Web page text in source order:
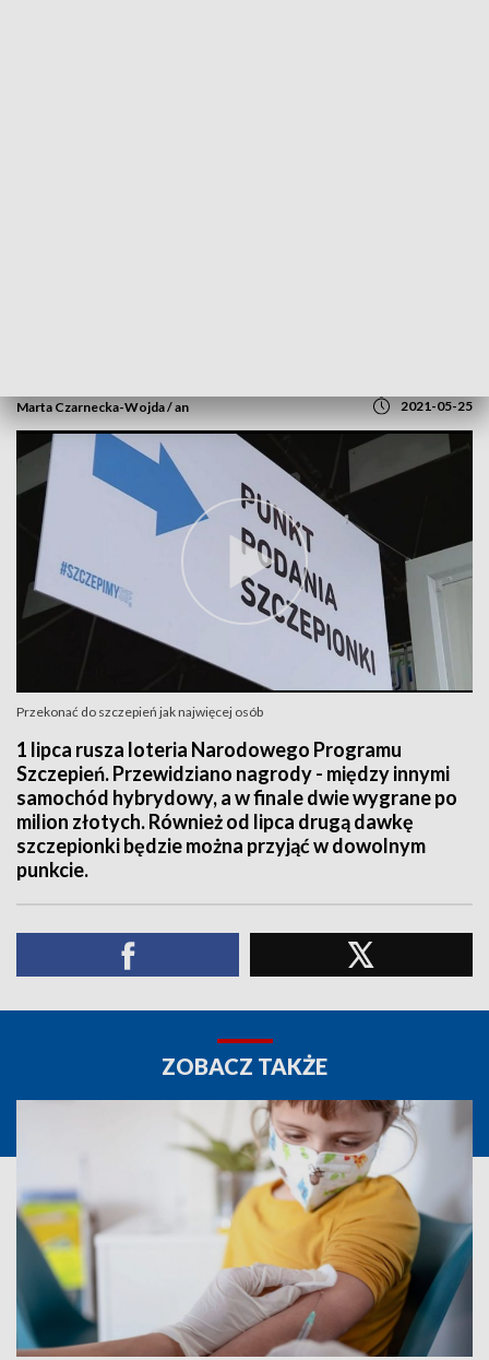
Marta Czarnecka-Wojda / an 2021-05-25
Przekonać do szczepień jak najwięcej osób
1 lipca rusza loteria Narodowego Programu
Szczepień. Przewidziano nagrody - między innymi
samochód hybrydowy, a w finale dwie wygrane po
milion złotych. Również od lipca drugą dawkę
szczepionki będzie można przyjąć w dowolnym
punkcie.
ZOBACZ TAKŻE